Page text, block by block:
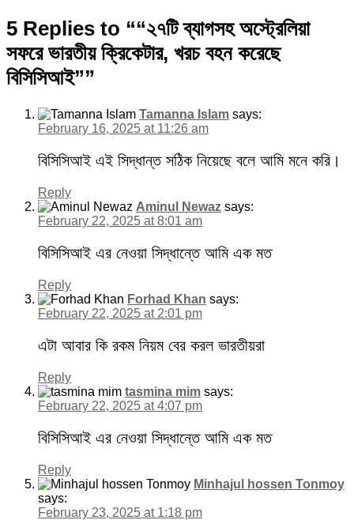
5 Replies to ““২৭টি ব্যাগসহ অস্ট্রেলিয়া
সফরে ভারতীয় ক্রিকেটার, খরচ বহন করেছে
বিসিসিআই””
Tamanna Islam says:
February 16, 2025 at 11:26 am
বিসিসিআই এই সিদ্ধান্ত সঠিক নিয়েছে বলে আমি মনে করি।
Reply
Aminul Newaz says:
February 22, 2025 at 8:01 am
বিসিসিআই এর নেওয়া সিদ্ধান্তে আমি এক মত
Reply
Forhad Khan says:
February 22, 2025 at 2:01 pm
এটা আবার কি রকম নিয়ম বের করল ভারতীয়রা
Reply
tasmina mim says:
February 22, 2025 at 4:07 pm
বিসিসিআই এর নেওয়া সিদ্ধান্তে আমি এক মত
Reply
Minhajul hossen Tonmoy
says:
February 23, 2025 at 1:18 pm